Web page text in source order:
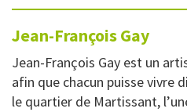
Jean-FrançoisGay
Jean-François Gay est un
afin que chacun puisse vivre
le quartier de Martissant,